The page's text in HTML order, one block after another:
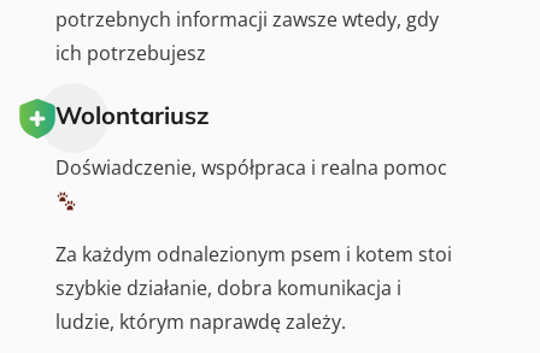
potrzebnych informacji zawsze wtedy, gdy
ich potrzebujesz
Wolontariusz
Doświadczenie, współpraca i realna pomoc
Za każdym odnalezionym psem i kotem stoi
szybkie działanie, dobra komunikacja i
ludzie, którym naprawdę zależy.